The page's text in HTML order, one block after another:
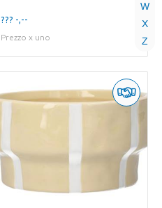
W
X
Z
??? -,--
Prezzo x uno